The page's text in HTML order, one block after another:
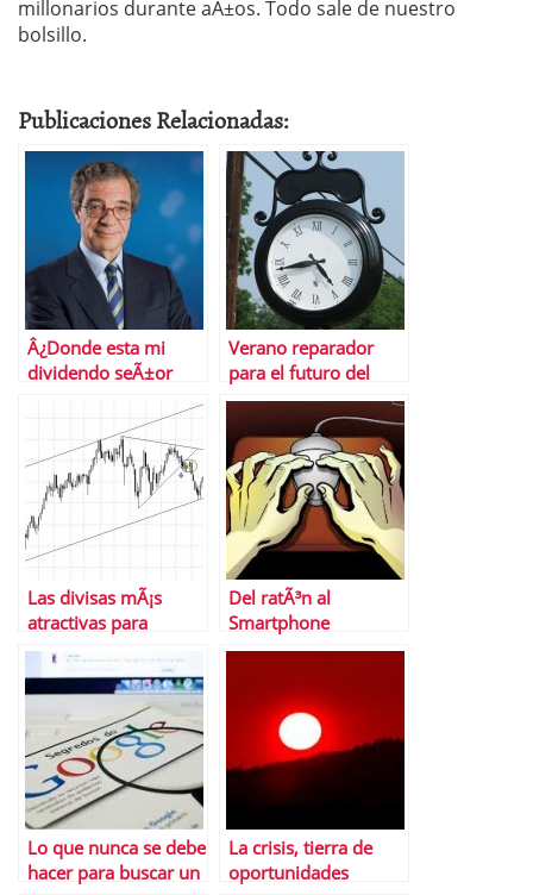
millonarios durante aÃ±os. Todo sale de nuestro
bolsillo.
Publicaciones Relacionadas:
Â¿Donde esta mi
dividendo seÃ±or
Verano reparador
para el futuro del
euro
Las divisas mÃ¡s
atractivas para
esquivar la crisis
Del ratÃ³n al
Smartphone
Lo que nunca se debe
hacer para buscar un
La crisis, tierra de
oportunidades